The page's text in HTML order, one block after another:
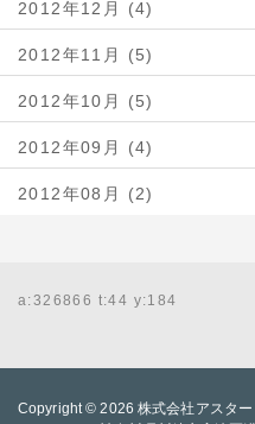
2012年12月 (4)
2012年11月 (5)
2012年10月 (5)
2012年09月 (4)
2012年08月 (2)
a:326866 t:44 y:184
Copyright © 2026株式会社アスター